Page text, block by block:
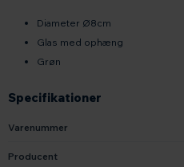
Specifikationer
Varenummer
Producent
Diameter Ø8cm
Glas med ophæng
Grøn